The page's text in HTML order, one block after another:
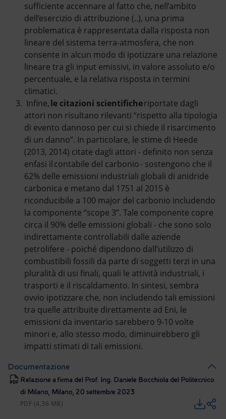
sufficiente accennare al fatto che, nell’ambito
dell’esercizio di attribuzione (..), una prima
problematica è rappresentata dalla risposta non
lineare del sistema terra-atmosfera, che non
consente in alcun modo di ipotizzare una relazione
lineare tra gli input emissivi, in valore assoluto e/o
percentuale, e la relativa risposta in termini
climatici.
Infine,le citazioni scientificheriportate dagli
attori non risultano rilevanti “rispetto alla tipologia
di evento dannoso per cui si chiede il risarcimento
di un danno”. In particolare, le stime di Heede
(2013, 2014) citate dagli attori - definito non senza
enfasi il contabile del carbonio - sostengono che il
62% delle emissioni industriali globali di anidride
carbonica e metano dal 1751 al 2015 è
riconducibile a 100 major del carbonio includendo
la componente “scope 3”. Tale componente copre
circa il 90% delle emissioni globali - che sono solo
indirettamente controllabili dalle aziende
petrolifere - poiché dipendono dall’utilizzo di
combustibili fossili da parte di soggetti terzi in una
pluralità di usi finali, quali le attività industriali, i
trasporti e il riscaldamento. In sintesi, sembra
ovvio ipotizzare che, non includendo tali emissioni
tra quelle attribuite direttamente ad Eni, le
emissioni da inventario sarebbero 9-10 volte
minori e, allo stesso modo, diminuirebbero gli
impatti stimati di tali emissioni.
Documentazione
Relazione a firma del Prof. Ing. Daniele Bocchiola del Politecnico
di Milano, Milano, 20 settembre 2023
PDF (4,36 MB)